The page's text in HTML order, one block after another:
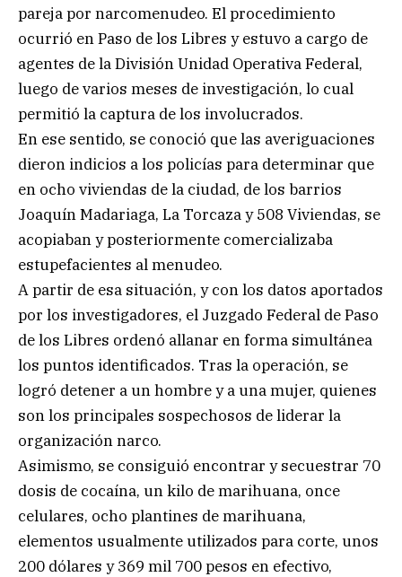
pareja por narcomenudeo. El procedimiento
ocurrió en Paso de los Libres y estuvo a cargo de
agentes de la División Unidad Operativa Federal,
luego de varios meses de investigación, lo cual
permitió la captura de los involucrados.
En ese sentido, se conoció que las averiguaciones
dieron indicios a los policías para determinar que
en ocho viviendas de la ciudad, de los barrios
Joaquín Madariaga, La Torcaza y 508 Viviendas, se
acopiaban y posteriormente comercializaba
estupefacientes al menudeo.
A partir de esa situación, y con los datos aportados
por los investigadores, el Juzgado Federal de Paso
de los Libres ordenó allanar en forma simultánea
los puntos identificados. Tras la operación, se
logró detener a un hombre y a una mujer, quienes
son los principales sospechosos de liderar la
organización narco.
Asimismo, se consiguió encontrar y secuestrar 70
dosis de cocaína, un kilo de marihuana, once
celulares, ocho plantines de marihuana,
elementos usualmente utilizados para corte, unos
200 dólares y 369 mil 700 pesos en efectivo,